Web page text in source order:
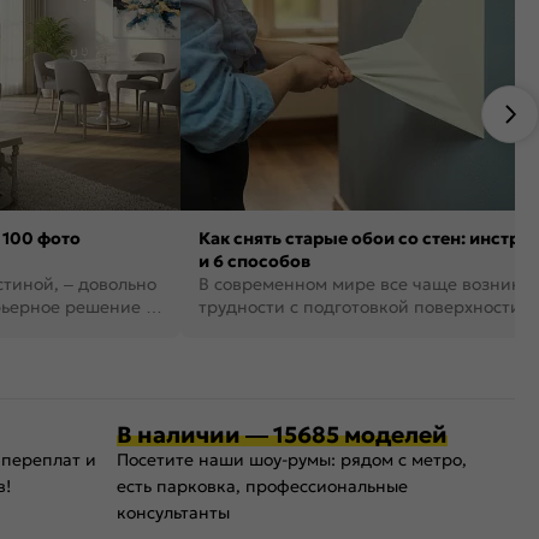
фото
– довольно
решение в
Как снять старые обои со стен:
и 6 способов
В современном мире все чаще
трудности с подготовкой поверхности
и
В наличии — 15685 моделей
Посетите наши шоу-румы: рядом с метро,
есть парковка, профессиональные
консультанты